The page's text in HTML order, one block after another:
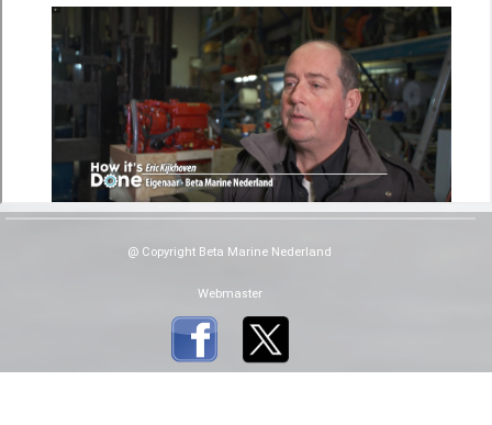
@ Copyright Beta Marine Nederland
Webmaster